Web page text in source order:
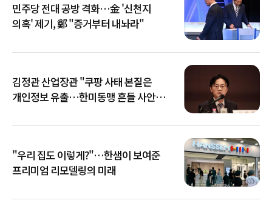
민주당 전대 공방 격화…金 '신천지
의혹' 제기, 鄭 "증거부터 내놔라"
김정관 산업장관 "쿠팡 사태 본질은
개인정보 유출…한미동맹 흔들 사안
"우리 집도 이렇게?"…한샘이 보여준
프리미엄 리모델링의 미래